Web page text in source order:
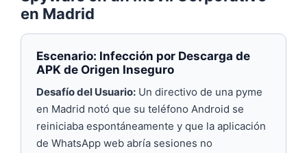
en Madrid
Escenario: Infección por Descarga de
APK de Origen Inseguro
Desafío del Usuario: Un directivo de una pyme
en Madrid notó que su teléfono Android se
reiniciaba espontáneamente y que la aplicación
de WhatsApp web abría sesiones no